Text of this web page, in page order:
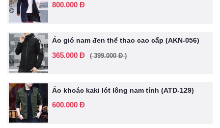
800.000 Đ
Áo gió nam đen thể thao cao cấp (AKN-056)
365.000 Đ ( 399.000 Đ )
Áo khoác kaki lót lông nam tính (ATD-129)
600.000 Đ